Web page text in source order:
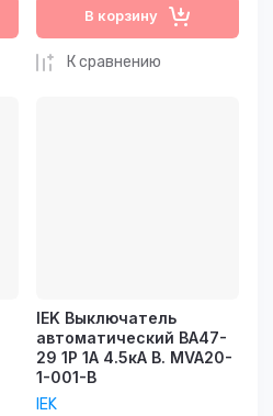
В корзину
К сравнению
IEK Выключатель
автоматический ВА47-
29 1Р 1А 4.5кА В. MVA20-
1-001-B
IEK